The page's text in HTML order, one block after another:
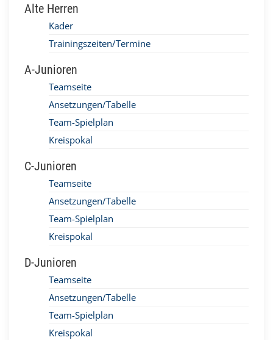
Alte Herren
Kader
Trainingszeiten/Termine
A-Junioren
Teamseite
Ansetzungen/Tabelle
Team-Spielplan
Kreispokal
C-Junioren
Teamseite
Ansetzungen/Tabelle
Team-Spielplan
Kreispokal
D-Junioren
Teamseite
Ansetzungen/Tabelle
Team-Spielplan
Kreispokal